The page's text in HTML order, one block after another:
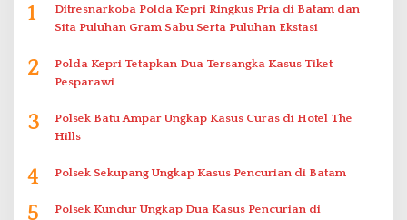
1
Ditresnarkoba Polda Kepri Ringkus Pria di Batam dan
Sita Puluhan Gram Sabu Serta Puluhan Ekstasi
2
Polda Kepri Tetapkan Dua Tersangka Kasus Tiket
Pesparawi
3
Polsek Batu Ampar Ungkap Kasus Curas di Hotel The
Hills
4 Polsek Sekupang Ungkap Kasus Pencurian di Batam
5
Polsek Kundur Ungkap Dua Kasus Pencurian di